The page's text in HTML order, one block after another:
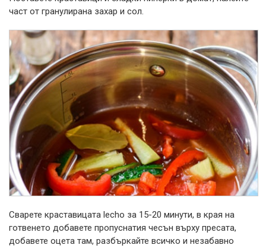
част от гранулирана захар и сол.
Сварете краставицата lecho за 15-20 минути, в края на
готвенето добавете пропуснатия чесън върху пресата,
добавете оцета там, разбъркайте всичко и незабавно